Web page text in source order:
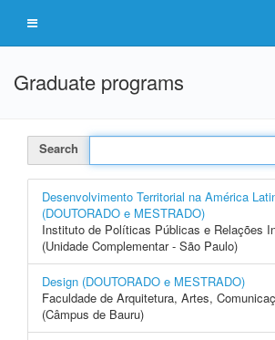
Graduate programs
Search
Desenvolvimento Territorial na América
(DOUTORADO e MESTRADO)
Instituto de Políticas Públicas e Relações
(Unidade Complementar - São Paulo)
Design (DOUTORADO e MESTRADO)
Faculdade de Arquitetura, Artes,
(Câmpus de Bauru)